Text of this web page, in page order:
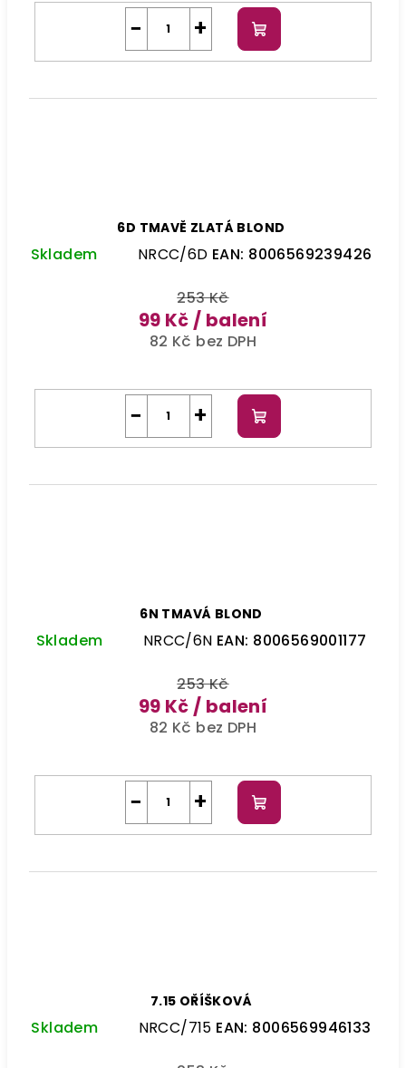
+
− Do
košíku
6D TMAVĚ ZLATÁ BLOND
Skladem NRCC/6D EAN: 8006569239426
253 Kč
99 Kč / balení
82 Kč bez DPH
+
− Do
košíku
6N TMAVÁ BLOND
Skladem NRCC/6N EAN: 8006569001177
253 Kč
99 Kč / balení
82 Kč bez DPH
+
− Do
košíku
7.15 OŘÍŠKOVÁ
Skladem NRCC/715 EAN: 8006569946133